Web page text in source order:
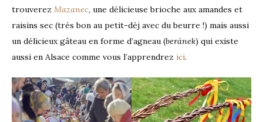
trouverez Mazanec, une délicieuse brioche aux amandes et
raisins sec (très bon au petit-déj avec du beurre !) mais aussi
un délicieux gâteau en forme d’agneau (beránek) qui existe
aussi en Alsace comme vous l’apprendrez ici.